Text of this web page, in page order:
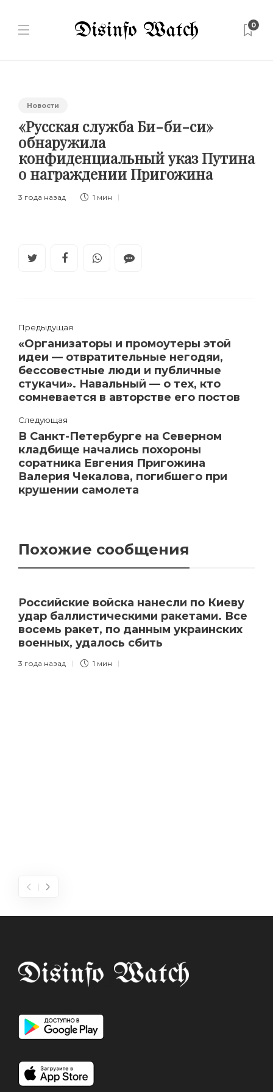
0
Новости
«Русская служба Би-би-си»
обнаружила
конфиденциальный указ Путина
о награждении Пригожина
3 года назад 1 мин
Предыдущая
«Организаторы и промоутеры этой
идеи — отвратительные негодяи,
бессовестные люди и публичные
стукачи». Навальный — о тех, кто
сомневается в авторстве его постов
Следующая
В Санкт-Петербурге на Северном
кладбище начались похороны
соратника Евгения Пригожина
Валерия Чекалова, погибшего при
крушении самолета
Похожие сообщения
Российские войска нанесли по Киеву
удар баллистическими ракетами. Все
восемь ракет, по данным украинских
военных, удалось сбить
3 года назад 1 мин